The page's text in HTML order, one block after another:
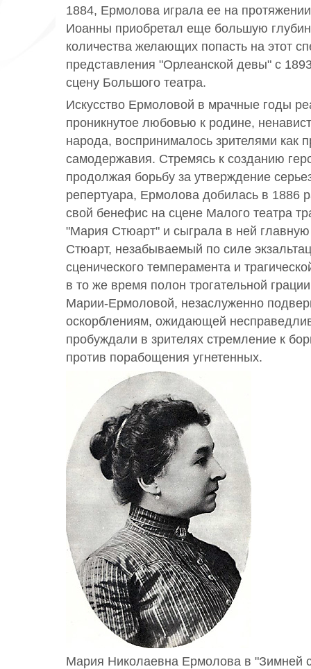
1884, Ермолова играла ее на
Иоанны приобретал еще большую
количества желающих попасть на этот
представления "Орлеанской девы" с
сцену Большого театра.
Искусство Ермоловой в мрачные годы
проникнутое любовью к родине,
народа, воспринималось зрителями как
самодержавия. Стремясь к созданию
продолжая борьбу за утверждение
репертуара, Ермолова добилась в 1886
свой бенефис на сцене Малого театра
"Мария Стюарт" и сыграла в ней
Стюарт, незабываемый по силе
сценического темперамента и
в то же время полон трогательной
Марии-Ермоловой, незаслуженно
оскорблениям, ожидающей
пробуждали в зрителях стремление к
против порабощения угнетенных.
Мария Николаевна Ермолова в "Зимней